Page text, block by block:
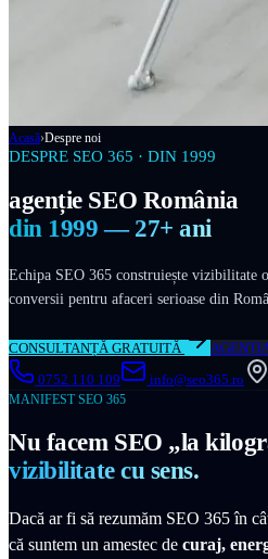
Acasă›Despre noi
DESPRE SEO 365 · DIN 1999
agenție SEO România
din 1999 — 27+ ani
Echipa SEO 365 construiește vizibilitate
conversii pentru afaceri serioase din
CONSULTANȚĂ GRATUITĂ
0752 110 109
info@seo365.ro
MANIFEST SEO 365
Nu facem SEO „la
vizibilitate cu sens.
Dacă ar fi să rezumăm SEO 365 în
că suntem un amestec de curaj,